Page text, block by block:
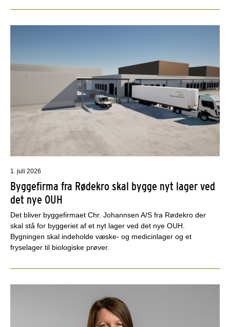
1. juli 2026
Byggefirma fra Rødekro skal bygge nyt lager ved
det nye OUH
Det bliver byggefirmaet Chr. Johannsen A/S fra Rødekro der
skal stå for byggeriet af et nyt lager ved det nye OUH.
Bygningen skal indeholde væske- og medicinlager og et
fryselager til biologiske prøver.